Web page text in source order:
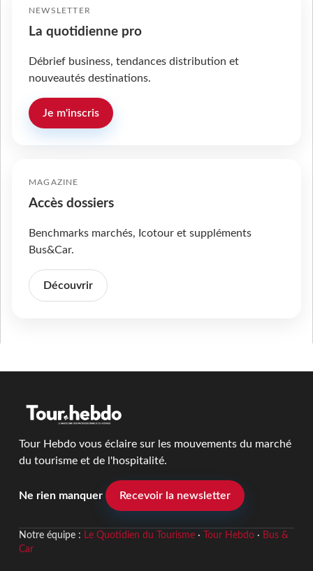
NEWSLETTER
La quotidienne pro
Débrief business, tendances distribution et
nouveautés destinations.
Je m'inscris
MAGAZINE
Accès dossiers
Benchmarks marchés, Icotour et suppléments
Bus&Car.
Découvrir
Tour Hebdo vous éclaire sur les mouvements du marché
du tourisme et de l'hospitalité.
Ne rien manquer Recevoir la newsletter
Notre équipe : Le Quotidien du Tourisme· Tour Hebdo· Bus &
Car